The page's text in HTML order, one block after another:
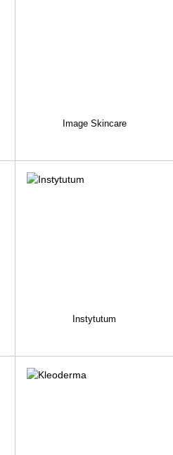
Image Skincare
Instytutum